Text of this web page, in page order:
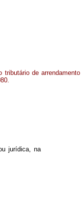
de arrendamento
jurídica, na